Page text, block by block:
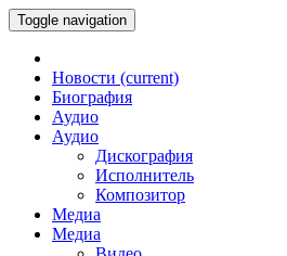
Toggle navigation
Новости (current)
Биография
Аудио
Аудио
Дискография
Исполнитель
Композитор
Медиа
Медиа